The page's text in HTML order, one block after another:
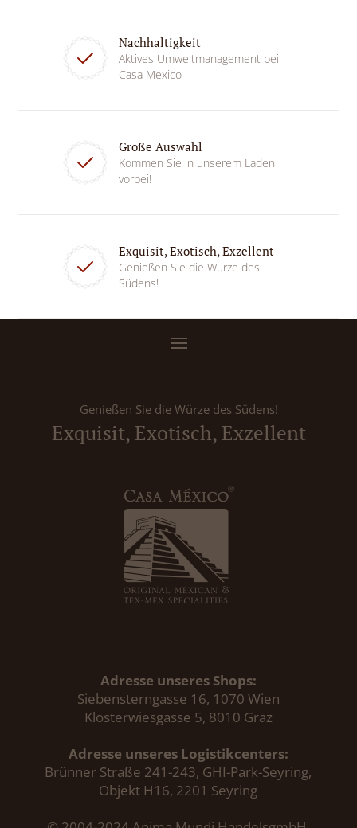
Nachhaltigkeit
Aktives Umweltmanagement bei
Casa Mexico
Große Auswahl
Kommen Sie in unserem Laden
vorbei!
Exquisit, Exotisch, Exzellent
Genießen Sie die Würze des
Südens!
Genießen Sie die Würze des Südens!
Exquisit, Exotisch, Exzellent
Adresse unseres Shops:
Siebensterngasse 16, 1070 Wien
Klosterwiesgasse 5, 8010 Graz
Adresse unseres Logistikcenters:
Brünner Straße 241-243, GHI-Park-Seyring,
Objekt H16, 2201 Seyring